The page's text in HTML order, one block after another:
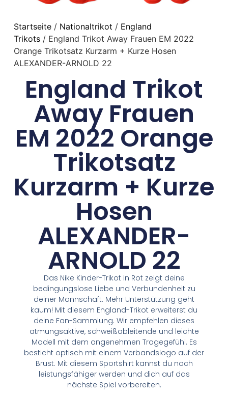
Startseite/ Nationaltrikot / England
Trikots/ England Trikot Away Frauen EM 2022
Orange Trikotsatz Kurzarm + Kurze Hosen
ALEXANDER-ARNOLD 22
England Trikot
Away Frauen
EM 2022 Orange
Trikotsatz
Kurzarm + Kurze
Hosen
ALEXANDER-
ARNOLD 22
Das Nike Kinder-Trikot in Rot zeigt deine
bedingungslose Liebe und Verbundenheit zu
deiner Mannschaft. Mehr Unterstützung geht
kaum! Mit diesem England-Trikot erweiterst du
deine Fan-Sammlung. Wir empfehlen dieses
atmungsaktive, schweißableitende und leichte
Modell mit dem angenehmen Tragegefühl. Es
besticht optisch mit einem Verbandslogo auf der
Brust. Mit diesem Sportshirt kannst du noch
leistungsfähiger werden und dich auf das
nächste Spiel vorbereiten.